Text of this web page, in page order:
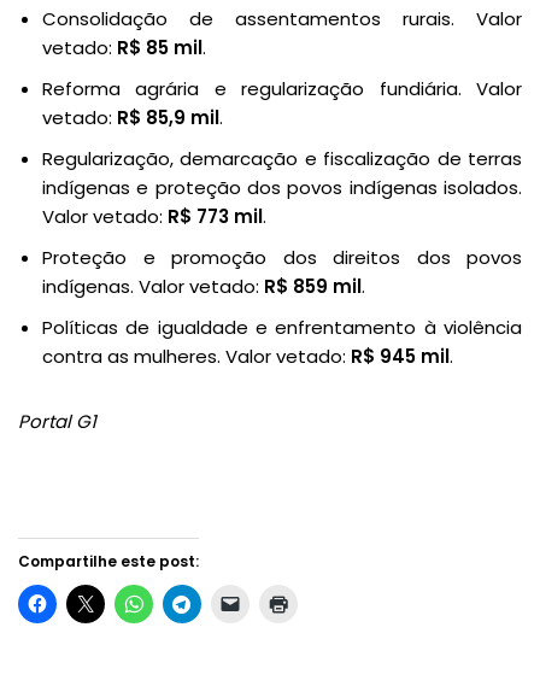
Consolidação de assentamentos rurais. Valor
vetado: R$ 85 mil.
Reforma agrária e regularização fundiária. Valor
vetado: R$ 85,9 mil.
Regularização, demarcação e fiscalização de terras
indígenas e proteção dos povos indígenas isolados.
Valor vetado: R$ 773 mil.
Proteção e promoção dos direitos dos povos
indígenas. Valor vetado: R$ 859 mil.
Políticas de igualdade e enfrentamento à violência
contra as mulheres. Valor vetado: R$ 945 mil.
Portal G1
Compartilhe este post: